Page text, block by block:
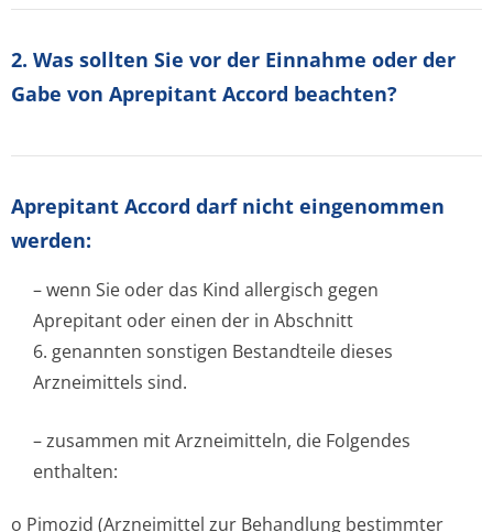
2. Was sollten Sie vor der Einnahme oder der
Gabe von Aprepitant Accord beachten?
Aprepitant Accord darf nicht eingenommen
werden:
– wenn Sie oder das Kind allergisch gegen
Aprepitant oder einen der in Abschnitt
6. genannten sonstigen Bestandteile dieses
Arzneimittels sind.
– zusammen mit Arzneimitteln, die Folgendes
enthalten:
o Pimozid (Arzneimittel zur Behandlung bestimmter